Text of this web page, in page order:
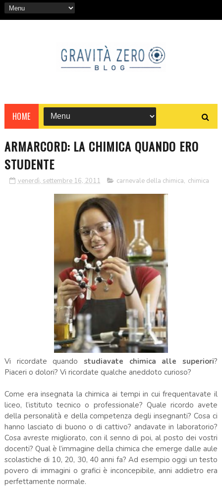
HOME
ARMARCORD: LA CHIMICA QUANDO ERO
STUDENTE
venerdì, settembre 16, 2011 carnevale della chimica, chimica
Vi ricordate quando studiavate chimica alle superiori?
Piaceri o dolori? Vi ricordate qualche aneddoto curioso?
Come era insegnata la chimica ai tempi in cui frequentavate il
liceo, l’istituto tecnico o professionale? Quale ricordo avete
della personalità e della competenza degli insegnanti? Cosa ci
hanno lasciato di buono o di cattivo? andavate in laboratorio?
Cosa avreste migliorato, con il senno di poi, al posto dei vostri
docenti? Qual è l’immagine della chimica che emerge dalle aule
scolastiche di 10, 20, 30, 40 anni fa? Ad esempio oggi un testo
povero di immagini o grafici è inconcepibile, anni addietro era
perfettamente normale.